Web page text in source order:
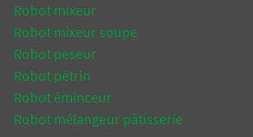
Robot mixeur
Robot mixeur soupe
Robot peseur
Robot pétrin
Robot éminceur
Robot mélangeur pâtisserie